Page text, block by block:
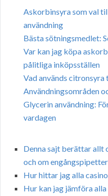
Askorbinsyra som val
användning
Bästa sötningsmedlet:
Var kan jag köpa
pålitliga inköpsställen
Vad används
Användningsområden
Glycerin användning:
vardagen
Denna sajt berättar
och om engångspipetter
Hur hittar jag alla
Hur kan jag jämföra